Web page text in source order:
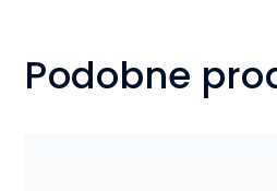
Podobne